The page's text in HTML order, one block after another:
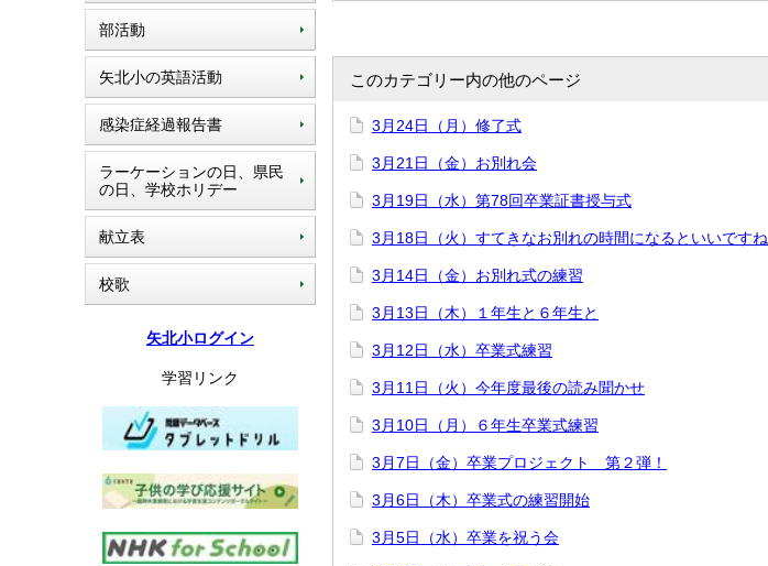
部活動
矢北小の英語活動
感染症経過報告書
ラーケーションの日、県民
の日、学校ホリデー
献立表
校歌
矢北小ログイン
学習リンク
このカテゴリー内の他のページ
3月24日（月）修了式
3月21日（金）お別れ会
3月19日（水）第78回卒業証書授与式
3月18日（火）すてきなお別れの時間になるといいですね
3月14日（金）お別れ式の練習
3月13日（木）１年生と６年生と
3月12日（水）卒業式練習
3月11日（火）今年度最後の読み聞かせ
3月10日（月）６年生卒業式練習
3月7日（金）卒業プロジェクト 第２弾！
3月6日（木）卒業式の練習開始
3月5日（水）卒業を祝う会